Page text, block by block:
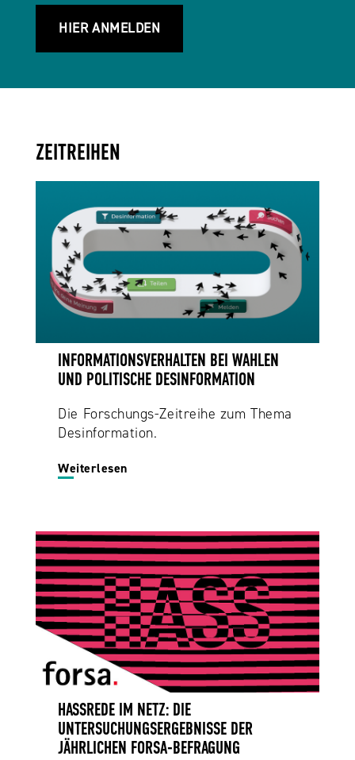
HIER ANMELDEN
ZEITREIHEN
INFORMATIONSVERHALTEN BEI WAHLEN
UND POLITISCHE DESINFORMATION
Die Forschungs-Zeitreihe zum Thema
Desinformation.
Weiterlesen
HASSREDE IM NETZ: DIE
UNTERSUCHUNGSERGEBNISSE DER
JÄHRLICHEN FORSA-BEFRAGUNG